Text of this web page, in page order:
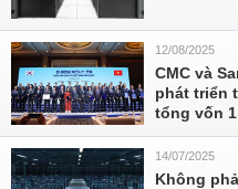
12/08/2025
CMC và
phát triển
tổng vốn 1
14/07/2025
Không